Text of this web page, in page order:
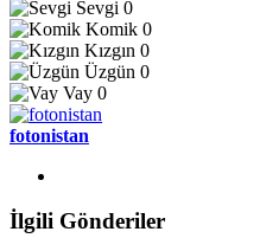
Sevgi 0
Komik 0
Kızgın 0
Üzgün 0
Vay 0
fotonistan
İlgili Gönderiler